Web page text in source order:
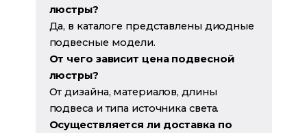
люстры?
Да, в каталоге представлены диодные
подвесные модели.
От чего зависит цена подвесной
люстры?
От дизайна, материалов, длины
подвеса и типа источника света.
Осуществляется ли доставка по